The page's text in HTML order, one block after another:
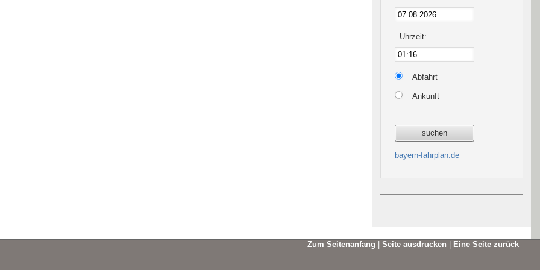
Uhrzeit:
Abfahrt
Ankunft
bayern-fahrplan.de
Zum Seitenanfang Seite ausdrucken Eine Seite zurück